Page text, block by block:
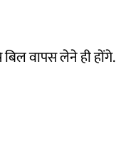
बिल वापस लेने ही होंगे.